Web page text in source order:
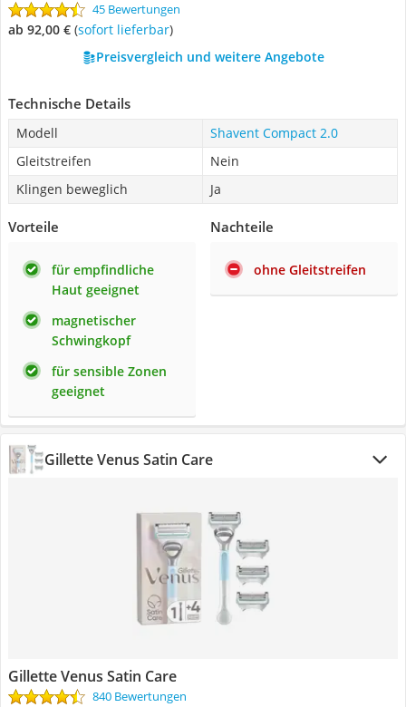
45 Bewertungen
ab 92,00 € ( Sofort lieferbar)
Preisvergleich und weitere Angebote
Technische Details
Modell
Shavent Compact 2.0
Gleitstreifen
Nein
Klingen beweglich
Ja
Vorteile
für empfindliche
Haut geeignet
magnetischer
Schwingkopf
für sensible Zonen
geeignet
Nachteile
ohne Gleitstreifen
Gillette Venus Satin Care
Gillette Venus Satin Care
840 Bewertungen